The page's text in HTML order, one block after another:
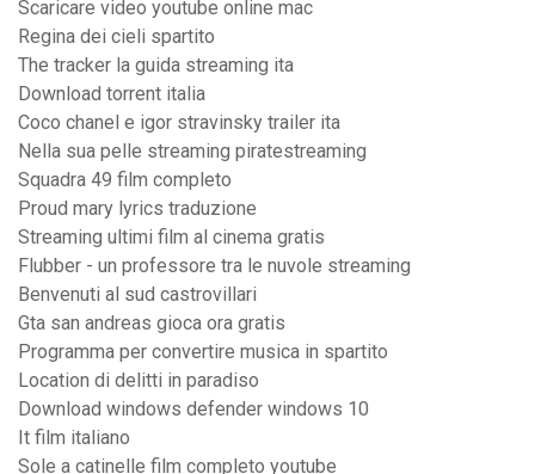
Scaricare video youtube online mac
Regina dei cieli spartito
The tracker la guida streaming ita
Download torrent italia
Coco chanel e igor stravinsky trailer ita
Nella sua pelle streaming piratestreaming
Squadra 49 film completo
Proud mary lyrics traduzione
Streaming ultimi film al cinema gratis
Flubber - un professore tra le nuvole streaming
Benvenuti al sud castrovillari
Gta san andreas gioca ora gratis
Programma per convertire musica in spartito
Location di delitti in paradiso
Download windows defender windows 10
It film italiano
Sole a catinelle film completo youtube